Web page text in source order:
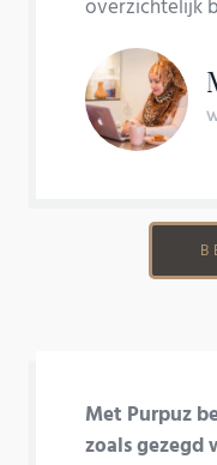
overzichtelijk
Met Purpuz
zoals gezegd